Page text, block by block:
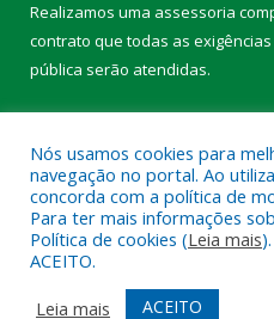
Realizamos uma assessoria
contrato que todas as
pública serão atendidas.
Todos os direitos reservados
Mapa do Site
Acessar Área
Nós usamos cookies para
navegação no portal. Ao
concorda com a política de
Para ter mais informações
Política de cookies (Leia mais
ACEITO.
Leia mais
ACEITO